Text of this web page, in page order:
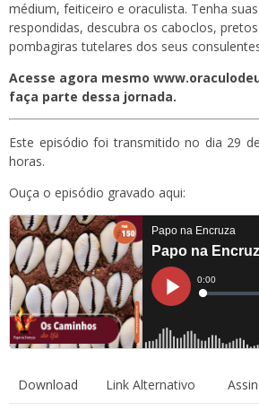
médium, feiticeiro e oraculista. Tenha
respondidas, descubra os caboclos,
pombagiras tutelares dos seus
Acesse agora mesmo
faça parte dessa jornada.
Este episódio foi transmitido no dia 29
horas.
Ouça o episódio gravado aqui:
Download Link Alternativo